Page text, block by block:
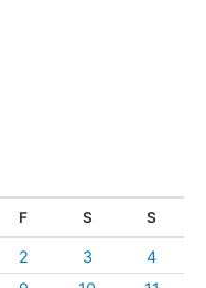
F S S
2 3 4